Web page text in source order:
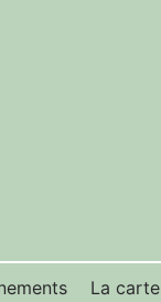
La carte